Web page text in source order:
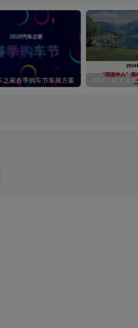
场ICE&NEV趋势预测■系列1■系列
中心
之家春季购车节车展方案 2024江铃大道